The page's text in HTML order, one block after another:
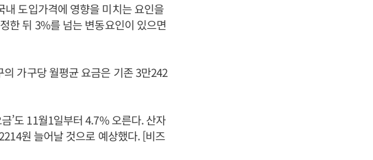
내 도입가격에 영향을 미치는 요인을
한 뒤 3%를 넘는 변동요인이 있으면
가구당 월평균 요금은 기존 3만242
’도 11월1일부터 4.7% 오른다. 산자
원 늘어날 것으로 예상했다. [비즈